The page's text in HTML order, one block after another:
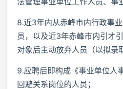
8.近3年内从赤峰市内行政事
员，以及近3年赤峰市内引才
对象后主动放弃人员（以拟录
9.应聘后即构成《事业单位人
回避关系岗位的人员；